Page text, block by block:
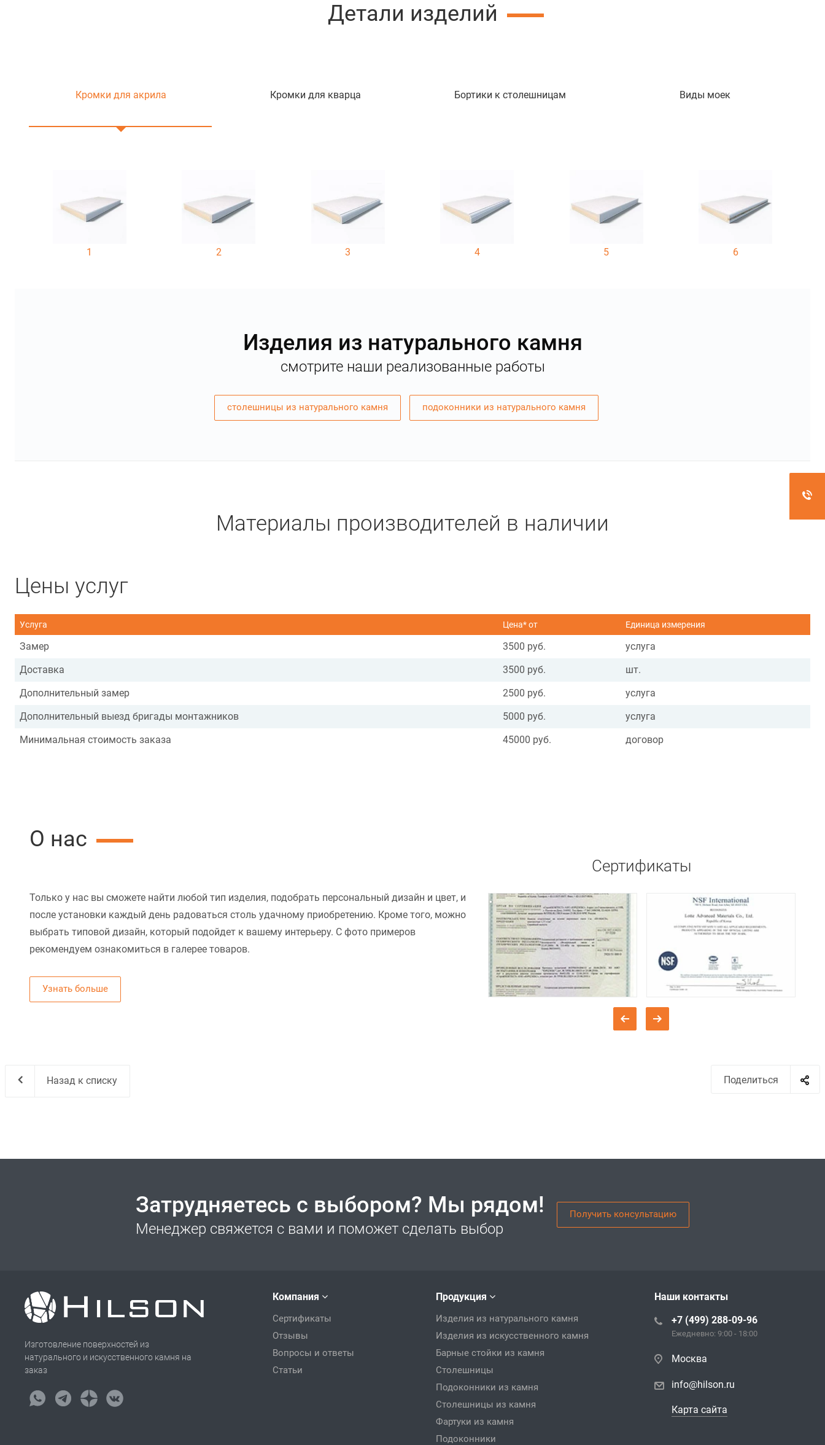
Детали изделий
Кромки для акрила Кромки для кварца Бортики к столешницам Виды моек
1 2 3 4 5 6
Изделия из натурального камня
смотрите наши реализованные работы
столешницы из натурального камня подоконники из натурального камня
Материалы производителей в наличии
Цены услуг
Услуга Цена* от Единица измерения
Замер 3500 руб.
услуга
Доставка
3500 руб.
шт.
Дополнительный замер
2500 руб.
услуга
Дополнительный выезд бригады монтажников
5000 руб.
услуга
Минимальная стоимость заказа
45000 руб. договор
О нас
Только у нас вы сможете найти любой тип изделия, подобрать персональный дизайн и цвет, и
после установки каждый день радоваться столь удачному приобретению. Кроме того, можно
выбрать типовой дизайн, который подойдет к вашему интерьеру. С фото примеров
рекомендуем ознакомиться в галерее товаров.
Узнать больше
Сертификаты
Поделиться
Назад к списку
Затрудняетесь с выбором? Мы рядом!
Менеджер свяжется с вами и поможет сделать выбор
Получить консультацию
Изготовление поверхностей из
натурального и искусственного камня на
заказ
Компания
Сертификаты
Отзывы
Вопросы и ответы
Статьи
Продукция
Изделия из натурального камня
Изделия из искусственного камня
Барные стойки из камня
Столешницы
Подоконники из камня
Столешницы из камня
Фартуки из камня
Подоконники
Наши контакты
+7 (499) 288-09-96
Ежедневно: 9:00 - 18:00
Москва
info@hilson.ru
Карта сайта